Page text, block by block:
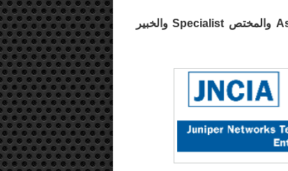
شهادة الراوتينغ وهي تتألف من 3 مستويات المبتدأ Associate والمختص Specialist والخبير